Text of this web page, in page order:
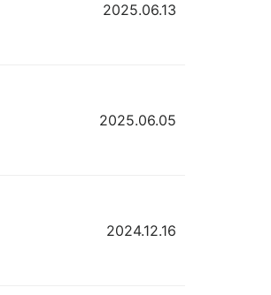
2025.06.13
2025.06.05
2024.12.16